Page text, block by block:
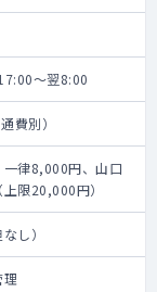
～翌8:00
費別）
律8,000円、山口
限20,000円）
し）